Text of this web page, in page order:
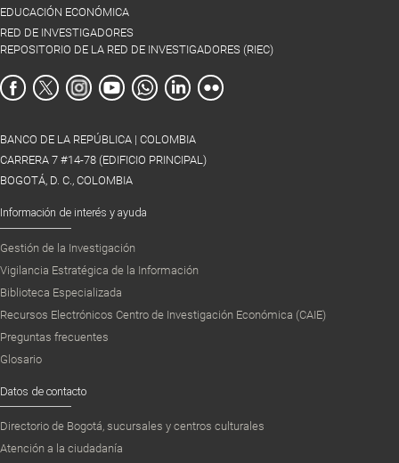
EDUCACIÓN ECONÓMICA
RED DE INVESTIGADORES
REPOSITORIO DE LA RED DE INVESTIGADORES (RIEC)
BANCO DE LA REPÚBLICA | COLOMBIA
CARRERA 7 #14-78 (EDIFICIO PRINCIPAL)
BOGOTÁ, D. C., COLOMBIA
Información de interés y ayuda
Gestión de la Investigación
Vigilancia Estratégica de la Información
Biblioteca Especializada
Recursos Electrónicos Centro de Investigación Económica (CAIE)
Preguntas frecuentes
Glosario
Datos de contacto
Directorio de Bogotá, sucursales y centros culturales
Atención a la ciudadanía